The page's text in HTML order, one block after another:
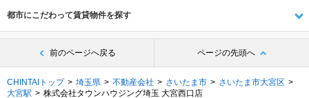
都市にこだわって賃貸物件を探す
前のページへ戻る ページの先頭へ
CHINTAIトップ 埼玉県 不動産会社 さいたま市
さいたま市大宮区
大宮駅
株式会社タウンハウジング埼玉 大宮西口店